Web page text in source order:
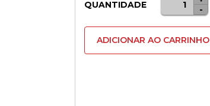
QUANTIDADE
de
Display
iPhone
-
ADICIONAR AO CARRINHO